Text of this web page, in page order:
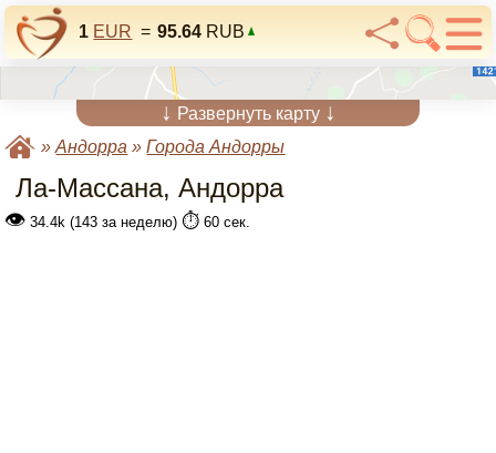
1 EUR = 95.64 RUB
↓ Развернуть карту ↓
»Андорра »Города Андорры
Ла-Массана, Андорра
👁 34.4k (143 за неделю) ⏱️ 60 сек.